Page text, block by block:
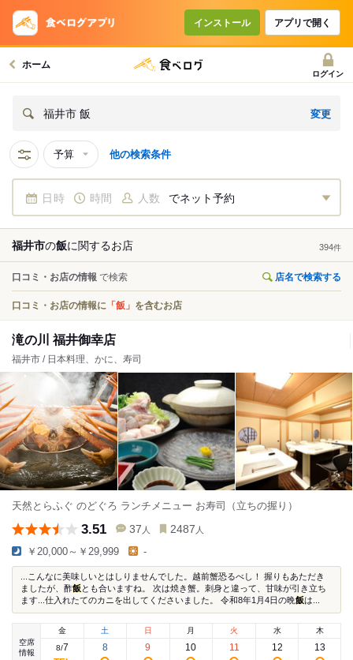
インストール アプリで開く
ホーム
ログイン
福井市 飯 変更
予算 他の検索条件
日時 時間 人数 でネット予約
福井市の飯に関するお店 394件
口コミ・お店の情報 で検索 店名で検索する
口コミ・お店の情報に 「飯」 を含むお店
滝の川 福井御幸店
福井市 / 日本料理、かに、寿司
天然とらふぐ のどぐろ ランチメニュー お寿司（立ちの握り）
3.51 37 人 2487 人
￥20,000～￥29,999 -
...こんなに美味しいとはしりませんでした。越前蟹恐るべし！ 握りもあただき
ましたが、酢飯 とも合いますね。 次は焼き蟹。刺身と違って、甘味が引き立ち
ます...仕入れたてのカニを出してくださいました。 令和8年1月4日の晩飯は...
空席
情報
金
8/7
土
8
日
9
月
10
火
11
水
12
木
13